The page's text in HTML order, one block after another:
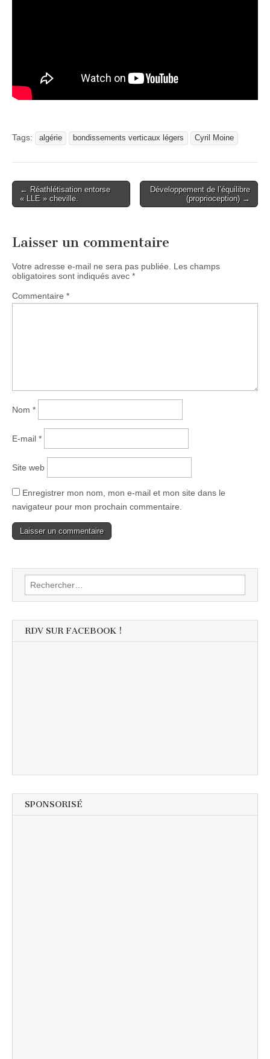
Tags: algérie bondissements verticaux légers Cyril Moine
Post
navigation
← Réathlétisation entorse
« LLE » cheville.
Développement de l’équilibre
(proprioception) →
Laisser un commentaire
Votre adresse e-mail ne sera pas publiée.
Les champs
obligatoires sont indiqués avec *
Commentaire *
Nom *
E-mail *
Site web
Enregistrer mon nom, mon e-mail et mon site dans le
navigateur pour mon prochain commentaire.
Rechercher :
RDV SUR FACEBOOK !
SPONSORISÉ